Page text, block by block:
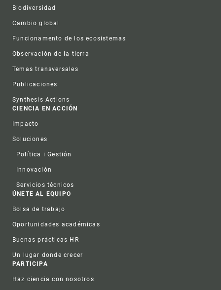
Biodiversidad
Cambio global
Funcionamento de los ecosistemas
Observación de la tierra
Temas transversales
Publicaciones
Synthesis Actions
CIENCIA EN ACCIÓN
Impacto
Soluciones
Política i Gestión
Innovación
Servicios técnicos
ÚNETE AL EQUIPO
Bolsa de trabajo
Oportunidades académicas
Buenas prácticas HR
Un lugar donde crecer
PARTICIPA
Haz ciencia con nosotros